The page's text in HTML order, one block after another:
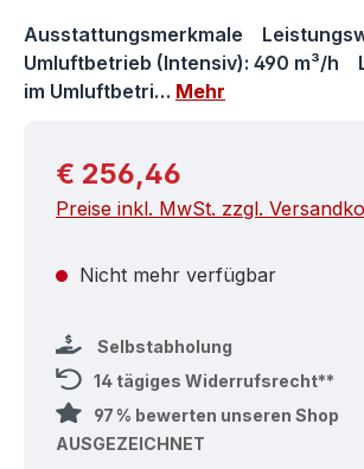
Ausstattungsmerkmale
Umluftbetrieb (Intensiv): 490 m³/h
im Umluftbetri… Mehr
Regulärer Preis:
€ 256,46
Preise inkl. MwSt. zzgl.
Nicht mehr verfügbar
Selbstabholung
14 tägiges Widerrufsrecht**
97 % bewerten unseren Shop
AUSGEZEICHNET